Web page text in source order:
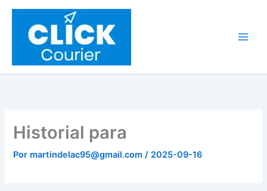
contenido
Historial para
Por martindelac95@gmail.com/ 2025-09-16